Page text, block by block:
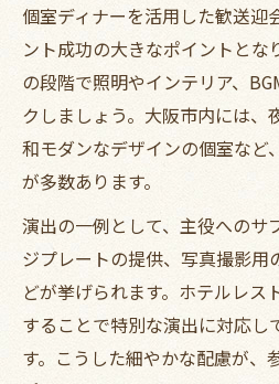
個室ディナーを活用した歓送迎
ント成功の大きなポイントとな
の段階で照明やインテリア、
クしましょう。大阪市内には、
和モダンなデザインの個室など
が多数あります。
演出の一例として、主役へのサ
ジプレートの提供、写真撮影用
どが挙げられます。ホテルレス
することで特別な演出に対応し
す。こうした細やかな配慮が、